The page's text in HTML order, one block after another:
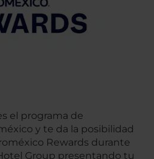
el programa de
y te da la posibilidad
Rewards durante
Group presentando tu